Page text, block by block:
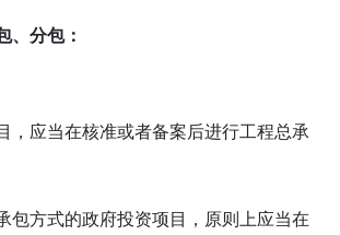
、分包：
，应当在核准或者备案后进行工程总承
包方式的政府投资项目，原则上应当在